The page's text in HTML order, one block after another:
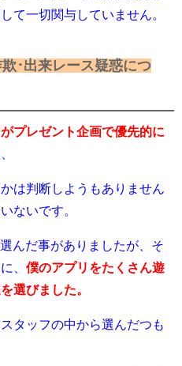
て一切関与していません。
･出来レース疑惑につ
プレゼント企画で優先的に
は判断しようもありません
ないです。
んだ事がありましたが、そ
、 僕のアプリをたくさん遊
選びました。
タッフの中から選んだつも